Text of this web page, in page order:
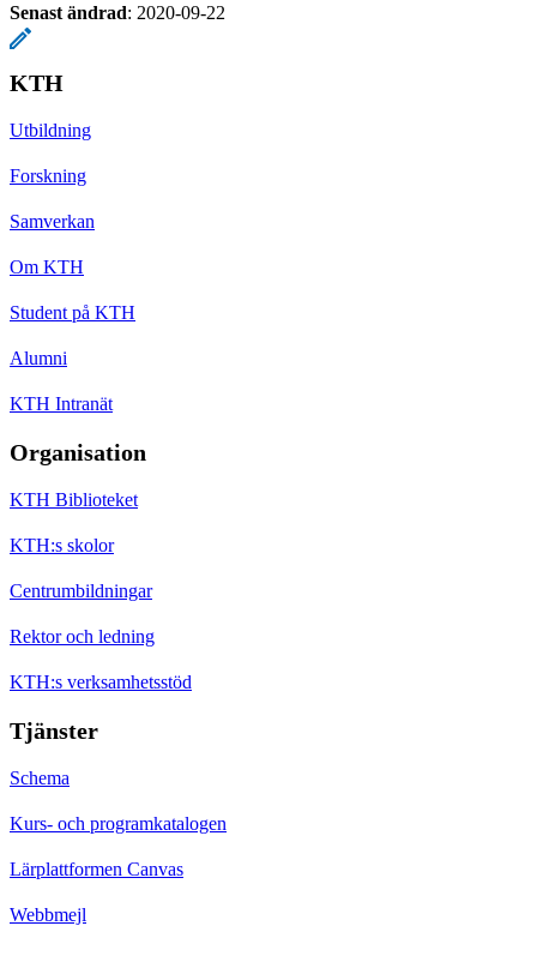
Senast ändrad: 2020-09-22
KTH
Utbildning
Forskning
Samverkan
Om KTH
Student på KTH
Alumni
KTH Intranät
Organisation
KTH Biblioteket
KTH:s skolor
Centrumbildningar
Rektor och ledning
KTH:s verksamhetsstöd
Tjänster
Schema
Kurs- och programkatalogen
Lärplattformen Canvas
Webbmejl